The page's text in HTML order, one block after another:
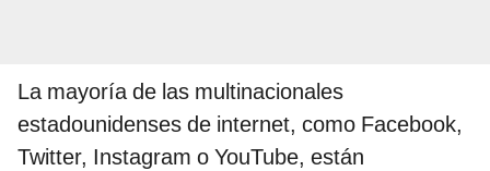
La mayoría de las multinacionales
estadounidenses de internet, como Facebook,
Twitter, Instagram o YouTube, están